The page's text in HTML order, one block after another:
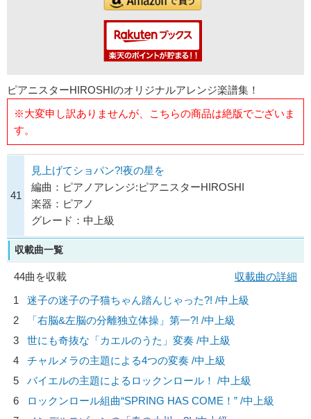
ピアニスターHIROSHIのオリジナルアレンジ楽譜集！
※大変申し訳ありませんが、こちらの商品は絶版でございま
す。
41
見上げてショパン?!夜の星を
編曲：ピアノアレンジ:ピアニスターHIROSHI
楽器：ピアノ
グレード：中上級
収載曲一覧
44曲を収載
収載曲の詳細
1
迷子の迷子の子猫ちゃん踏んじゃった?! /中上級
2
「右脳&左脳の分離独立体操」第一?! /中上級
3
世にも奇抜な「カエルのうた」変奏 /中上級
4
チャルメラの主題による4つの変奏 /中上級
5
バイエルの主題によるロックンロール！ /中上級
6
ロックンロール組曲“SPRING HAS COME！” /中上級